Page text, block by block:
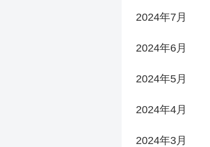
2024年7月
2024年6月
2024年5月
2024年4月
2024年3月